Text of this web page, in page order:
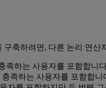
축하려면, 다른 논리 연
족하는 사용자를 포함합니
족하는 사용자를 포함합니